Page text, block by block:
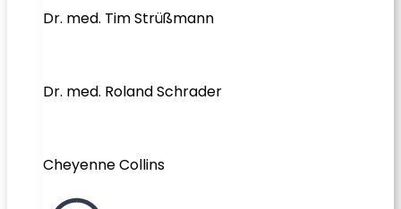
Dr. med. Tim Strüßmann
Dr. med. Roland Schrader
Cheyenne Collins